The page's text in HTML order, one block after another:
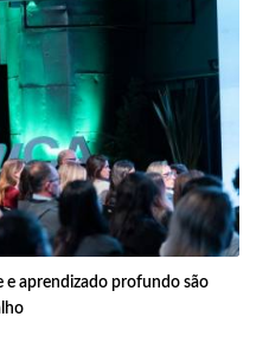
aprendizado profundo são